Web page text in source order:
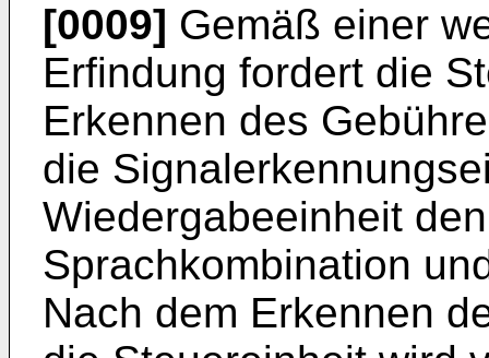
[0009] Gemäß einer
Erfindung fordert die
Erkennen des
die
Wiedergabeeinheit
Sprachkombination
Nach dem Erkennen